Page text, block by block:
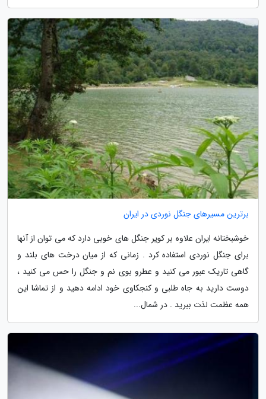
برترین مسیرهای جنگل نوردی در ایران
خوشبختانه ایران علاوه بر کویر جنگل های خوبی دارد که می توان از آنها
برای جنگل نوردی استفاده کرد . زمانی که از میان درخت های بلند و
گاهی تاریک عبور می کنید و عطرو بوی نم و جنگل را حس می کنید ،
دوست دارید به جاه طلبی و کنجکاوی خود ادامه دهید و از تماشا این
همه عظمت لذت ببرید . در شمال...